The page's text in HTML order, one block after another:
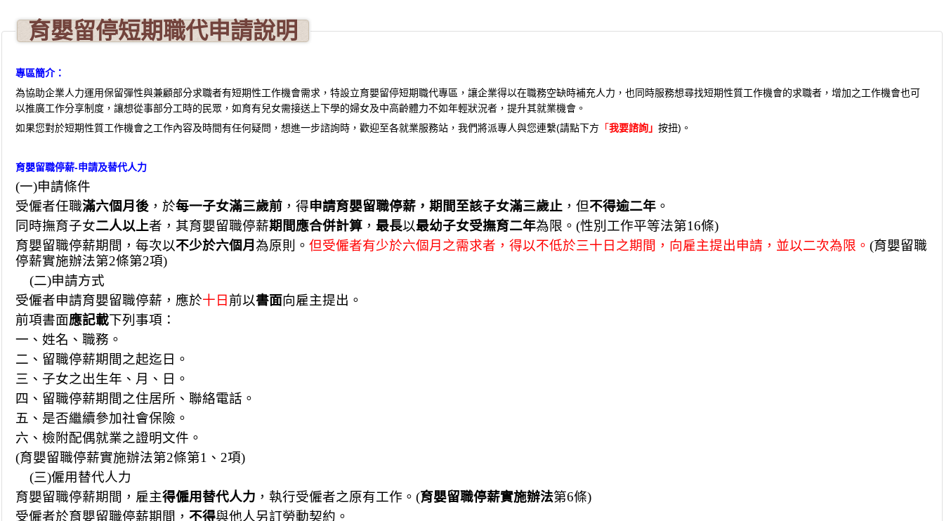
育嬰留停短期職代申請說明
專區簡介：
為協助企業人力運用保留彈性與兼顧部分求職者有短期性工作機會需求，特設立育嬰留停短期職代專區，讓企業得以在職務空缺時補充人力，也同時服務想尋找短期性質工作機會的求職者，增加之工作機會也可
以推廣工作分享制度，讓想從事部分工時的民眾，如育有兒女需接送上下學的婦女及中高齡體力不如年輕狀況者，提升其就業機會。
如果您對於短期性質工作機會之工作內容及時間有任何疑問，想進一步諮詢時，歡迎至各就業服務站，我們將派專人與您連繫(請點下方 「我要諮詢」 按扭)。
育嬰留職停薪-申請及替代人力
(一)申請條件
受僱者任職滿六個月後 ，於每一子女滿三歲前 ，得申請育嬰留職停薪，期間至該子女滿三歲止 ，但不得逾二年 。
同時撫育子女二人以上者，其育嬰留職停薪期間應合併計算 ， 最長以最幼子女受撫育二年為限。(性別工作平等法第16條)
育嬰留職停薪期間，每次以不少於六個月 為原則。 但受僱者有少於六個月之需求者，得以不低於三十日之期間，向雇主提出申請，並以二次為限。 (育嬰留職
停薪實施辦法第2條第2項)
(二)申請方式
受僱者申請育嬰留職停薪，應於十日 前以書面向雇主提出。
前項書面應記載下列事項：
一、姓名、職務。
二、留職停薪期間之起迄日。
三、子女之出生年、月、日。
四、留職停薪期間之住居所、聯絡電話。
五、是否繼續參加社會保險。
六、檢附配偶就業之證明文件。
(育嬰留職停薪實施辦法第2條第1、2項)
(三)僱用替代人力
育嬰留職停薪期間，雇主得僱用替代人力 ，執行受僱者之原有工作。(育嬰留職停薪實施辦法第6條)
受僱者於育嬰留職停薪期間， 不得與他人另訂勞動契約。